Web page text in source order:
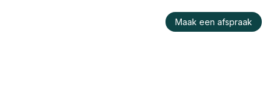
Maak een afspraak